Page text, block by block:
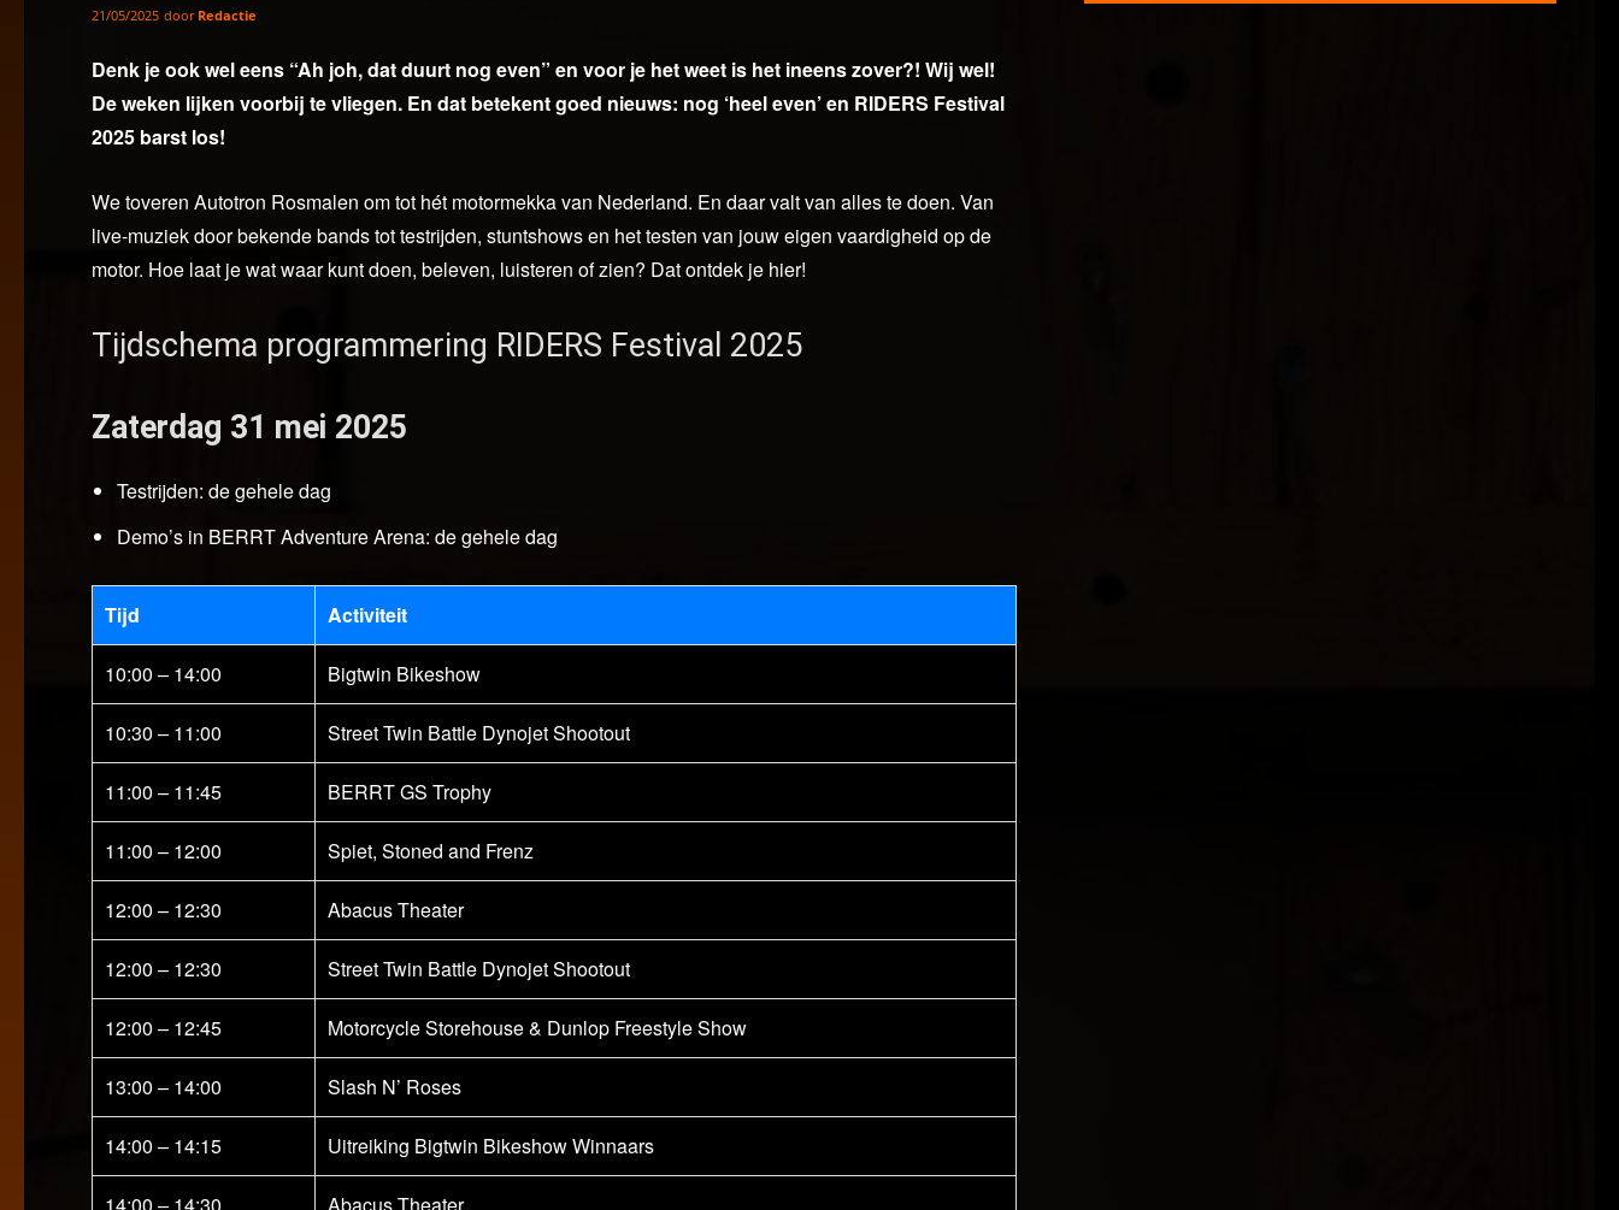
21/05/2025 door Redactie
Denk je ook wel eens “Ah joh, dat duurt nog even” en voor je het weet is het ineens zover?! Wij wel!
De weken lijken voorbij te vliegen. En dat betekent goed nieuws: nog ‘heel even’ en RIDERS Festival
2025 barst los!
We toveren Autotron Rosmalen om tot hét motormekka van Nederland. En daar valt van alles te doen. Van
live-muziek door bekende bands tot testrijden, stuntshows en het testen van jouw eigen vaardigheid op de
motor. Hoe laat je wat waar kunt doen, beleven, luisteren of zien? Dat ontdek je hier!
Tijdschema programmering RIDERS Festival 2025
Zaterdag 31 mei 2025
Testrijden: de gehele dag
Demo’s in BERRT Adventure Arena: de gehele dag
Tijd Activiteit
10:00 – 14:00 Bigtwin Bikeshow
10:30 – 11:00 Street Twin Battle Dynojet Shootout
11:00 – 11:45 BERRT GS Trophy
11:00 – 12:00 Spiet, Stoned and Frenz
12:00 – 12:30 Abacus Theater
12:00 – 12:30 Street Twin Battle Dynojet Shootout
12:00 – 12:45 Motorcycle Storehouse & Dunlop Freestyle Show
13:00 – 14:00 Slash N’ Roses
14:00 – 14:15 Uitreiking Bigtwin Bikeshow Winnaars